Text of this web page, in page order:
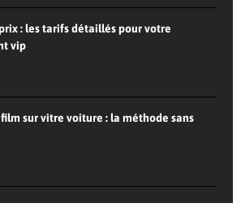
: les tarifs détaillés pour votre
vip
sur vitre voiture : la méthode sans